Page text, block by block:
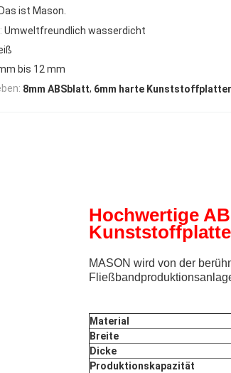
ist Mason.
Umweltfreundlich wasserdicht
bis 12 mm
8mm ABSblatt, 6mm harte
Hochwertige
MASON wird von der
Material
Breite
Dicke
Produktionskapazität